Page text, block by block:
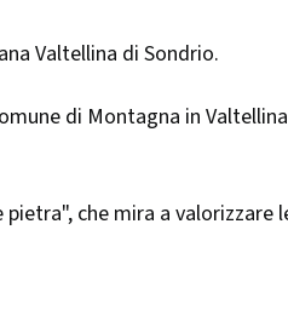
Valtellina di Sondrio.
di Montagna in
che mira a